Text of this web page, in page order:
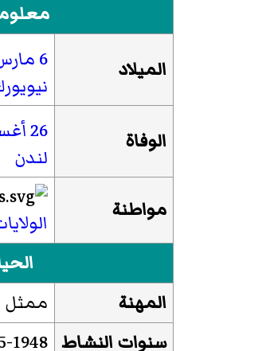
الميلاد 6 مارس
الوفاة 26 أغسطس
لندن
مواطنة
المهنة
ممثل
سنوات النشاط 1948